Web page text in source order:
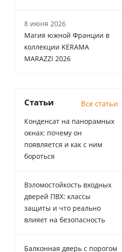
8 июня 2026
Магия южной Франции в
коллекции KERAMA
MARAZZI 2026
Статьи Все статьи
Конденсат на панорамных
окнах: почему он
появляется и как с ним
бороться
Взломостойкость входных
дверей ПВХ: классы
защиты и что реально
влияет на безопасность
Балконная дверь с порогом